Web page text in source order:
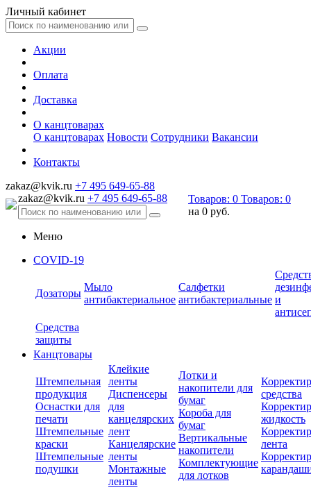
Личный кабинет
Акции
Оплата
Доставка
О канцтоварах
О канцтоварах Новости Сотрудники Вакансии
Контакты
zakaz@kvik.ru +7 495 649-65-88
zakaz@kvik.ru +7 495 649-65-88 Товаров: 0 Товаров: 0
на 0 руб.
Меню
COVID-19
Дозаторы
Мыло
антибактериальное
Салфетки
антибактериальные и
Средства
защиты
Канцтовары
Штемпельная
продукция
Оснастки для
печати
Штемпельные
краски
Штемпельные
подушки
Клейкие
ленты
Диспенсеры
для
канцелярских
лент
Канцелярские
ленты
Монтажные
ленты
Лотки и
накопители для
бумаг
Короба для
бумаг
Вертикальные
накопители
Комплектующие
для лотков
средства
жидкость
лента